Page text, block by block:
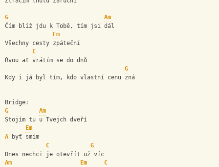
G
Am
Čím blíž jdu k Tobě, tím jsi dál
Em
Všechny cesty zpáteční
C
Řvou ať vrátím se do dnů
G
Kdy i já byl tím, kdo vlastní cenu zná
Bridge:
G
Am
Stojím tu u Tvejch dveří
Em
A byť smím
C
G
Dnes nechci je otevřít už víc
Am
Em
C